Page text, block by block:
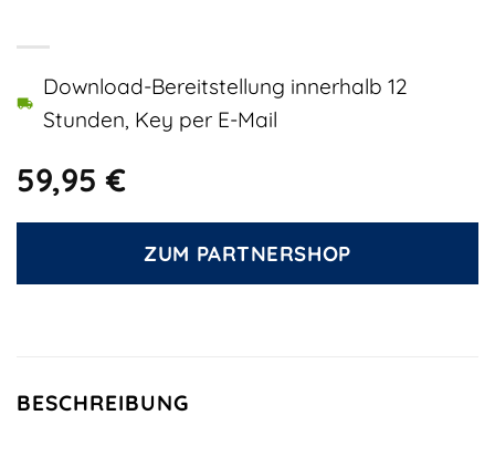
59,95€
Download-Bereitstellung innerhalb 12
Stunden, Key per E-Mail
ZUM PARTNERSHOP
BESCHREIBUNG